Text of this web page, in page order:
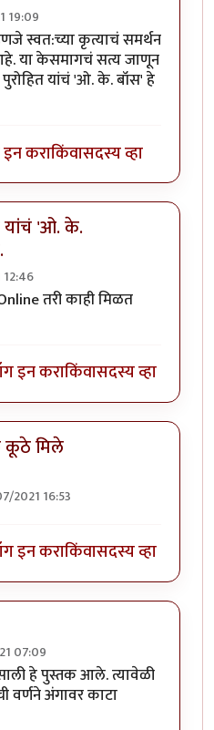
19:09
स्वत:च्या कृत्याचं समर्थन
आहे. या केसमागचं सत्य जाणून
यांचं 'ओ. के. बॉस' हे
कराकिंवासदस्य व्हा
यांचं 'ओ. के.
12:46
byस्पार्टाकस
तरी काही मिळत
इन कराकिंवासदस्य व्हा
मिले
2021 16:53
इन कराकिंवासदस्य व्हा
07:09
हे पुस्तक आले. त्यावेळी
वर्णने अंगावर काटा